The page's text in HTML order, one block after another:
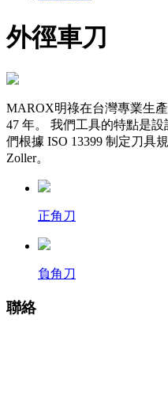
外徑車刀
MAROX明祿在台灣專業生
47 年。 我們工具的特點是
們根據 ISO 13399 制定刀具
Zoller。
正角刀
負角刀
聯絡